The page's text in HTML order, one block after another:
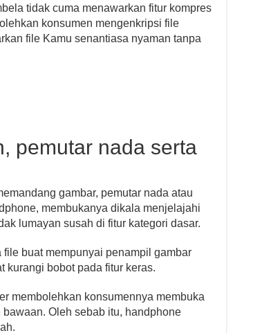
tidak cuma menawarkan fitur kompres
konsumen mengenkripsi file
file Kamu senantiasa nyaman tanpa
pemutar nada serta
gambar, pemutar nada atau
membukanya dikala menjelajahi
lumayan susah di fitur kategori dasar.
buat mempunyai penampil gambar
kurangi bobot pada fitur keras.
membolehkan konsumennya membuka
Oleh sebab itu, handphone